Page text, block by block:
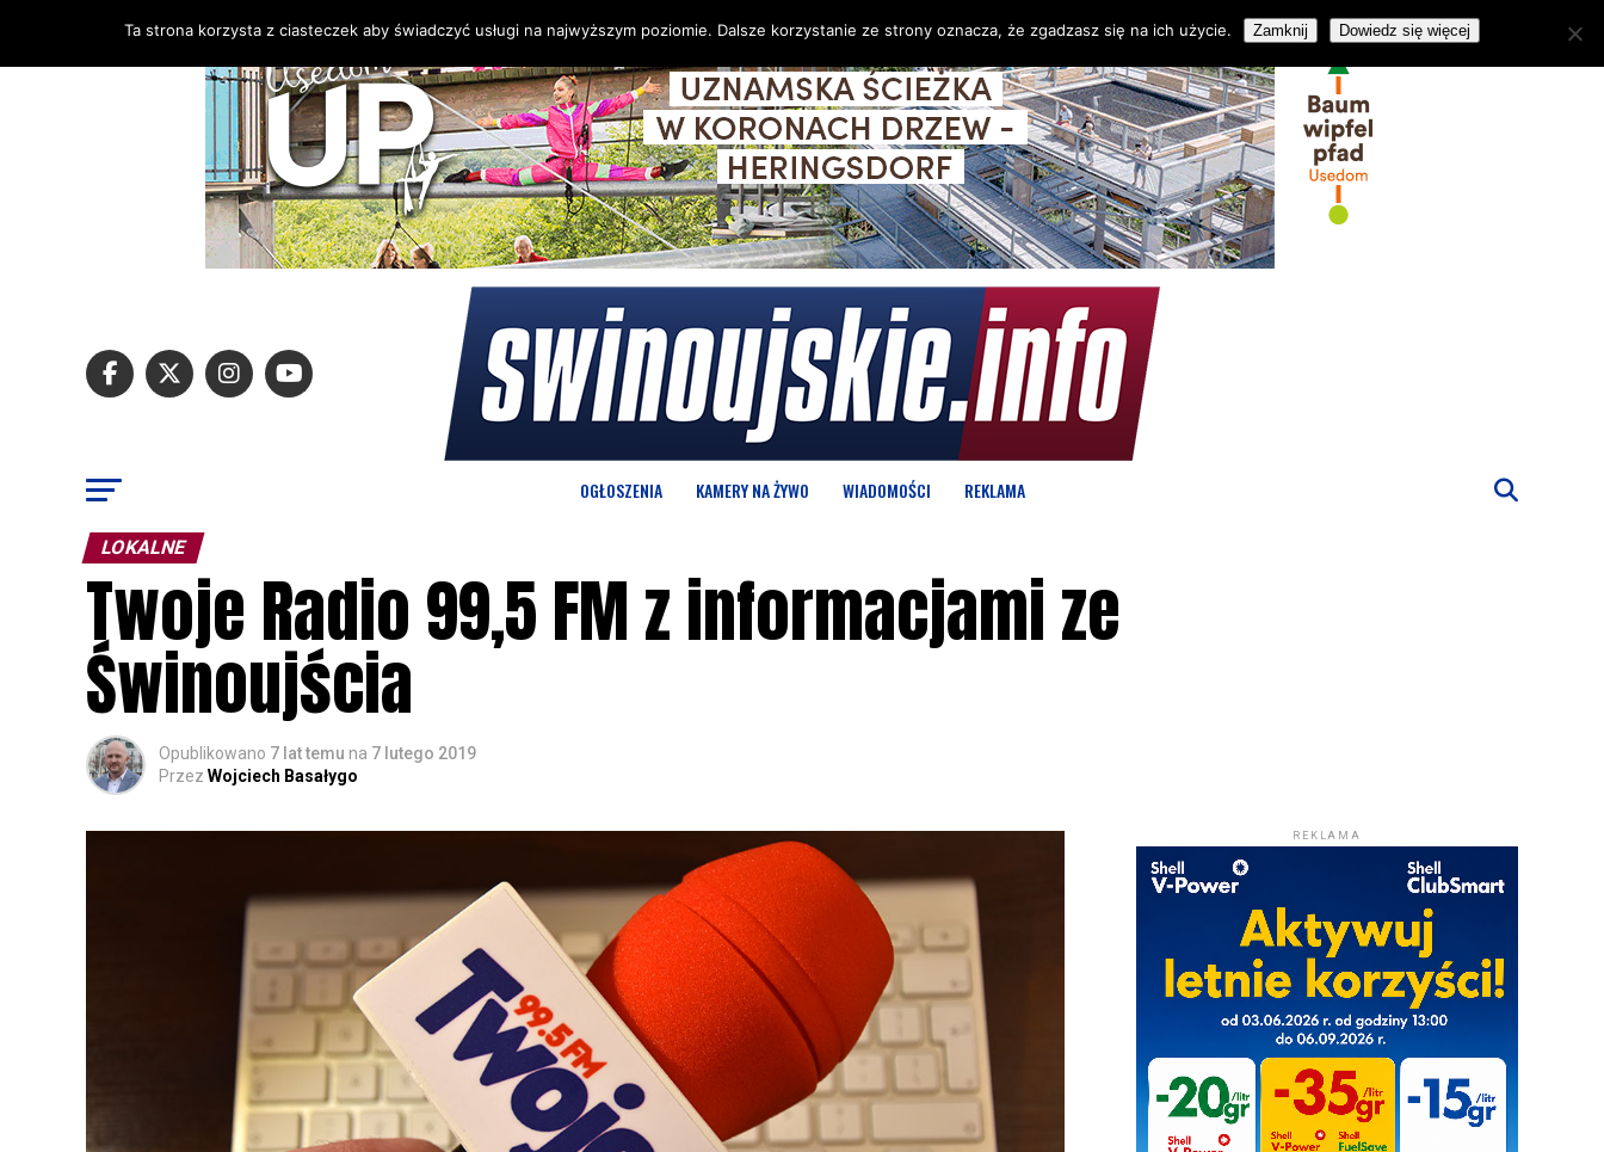
OGŁOSZENIA KAMERY NA ŻYWO WIADOMOŚCI REKLAMA
LOKALNE
Twoje Radio 99,5 FM z informacjami ze
Świnoujścia
Opublikowano 7 lat temu na 7 lutego 2019
Przez Wojciech Basałygo
REKLAMA
Ta strona korzysta z ciasteczek aby świadczyć usługi na najwyższym poziomie. Dalsze korzystanie ze strony oznacza, że zgadzasz się na ich użycie. Zamknij Dowiedz się więcej